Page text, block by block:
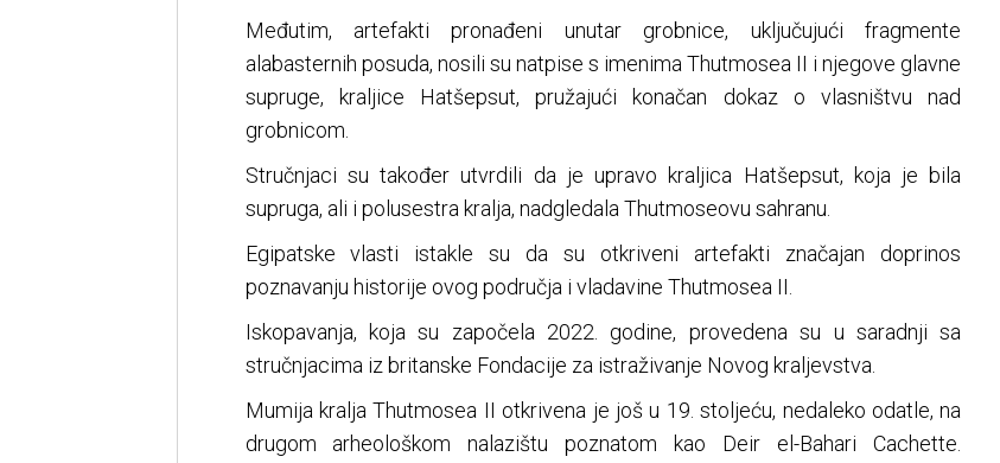
Međutim, artefakti pronađeni unutar grobnice, uključujući fragmente
alabasternih posuda, nosili su natpise s imenima Thutmosea II i njegove glavne
supruge, kraljice Hatšepsut, pružajući konačan dokaz o vlasništvu nad
grobnicom.
Stručnjaci su također utvrdili da je upravo kraljica Hatšepsut, koja je bila
supruga, ali i polusestra kralja, nadgledala Thutmoseovu sahranu.
Egipatske vlasti istakle su da su otkriveni artefakti značajan doprinos
poznavanju historije ovog područja i vladavine Thutmosea II.
Iskopavanja, koja su započela 2022. godine, provedena su u saradnji sa
stručnjacima iz britanske Fondacije za istraživanje Novog kraljevstva.
Mumija kralja Thutmosea II otkrivena je još u 19. stoljeću, nedaleko odatle, na
drugom arheološkom nalazištu poznatom kao Deir el-Bahari Cachette.